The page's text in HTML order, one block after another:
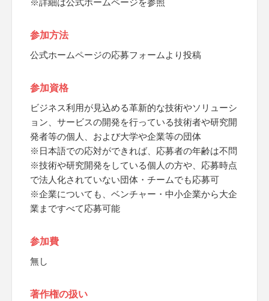
※詳細は公式ホームページを参照
参加方法
公式ホームページの応募フォームより投稿
参加資格
ビジネス利用が見込める革新的な技術やソリューシ
ョン、サービスの開発を行っている技術者や研究開
発者等の個人、および大学や企業等の団体
※日本語での応対ができれば、応募者の年齢は不問
※技術や研究開発をしている個人の方や、応募時点
で法人化されていない団体・チームでも応募可
※企業についても、ベンチャー・中小企業から大企
業まですべて応募可能
参加費
無し
著作権の扱い